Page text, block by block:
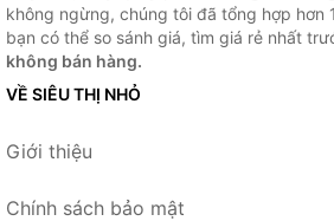
không ngừng, chúng tôi đã tổng hợp hơn
bạn có thể so sánh giá, tìm giá rẻ nhất
không bán hàng.
VỀ SIÊU THỊ NHỎ
Giới thiệu
Chính sách bảo mật